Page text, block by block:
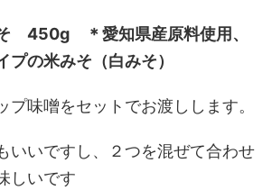
450g ＊愛知県産原料使用、
プの米みそ（白みそ）
プ味噌をセットでお渡しします。
いいですし、２つを混ぜて合わせ
しいです